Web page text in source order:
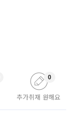
추가취재 원해요
0